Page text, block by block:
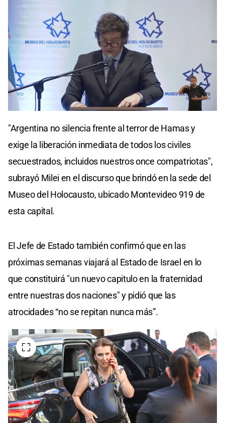
of
seconds
"Argentina no silencia frente al terror de Hamas y
exige la liberación inmediata de todos los civiles
secuestrados, incluidos nuestros once compatriotas",
subrayó Milei en el discurso que brindó en la sede del
Museo del Holocausto, ubicado Montevideo 919 de
esta capital.
El Jefe de Estado también confirmó que en las
próximas semanas viajará al Estado de Israel en lo
que constituirá "un nuevo capitulo en la fraternidad
entre nuestras dos naciones" y pidió que las
atrocidades “no se repitan nunca más”.